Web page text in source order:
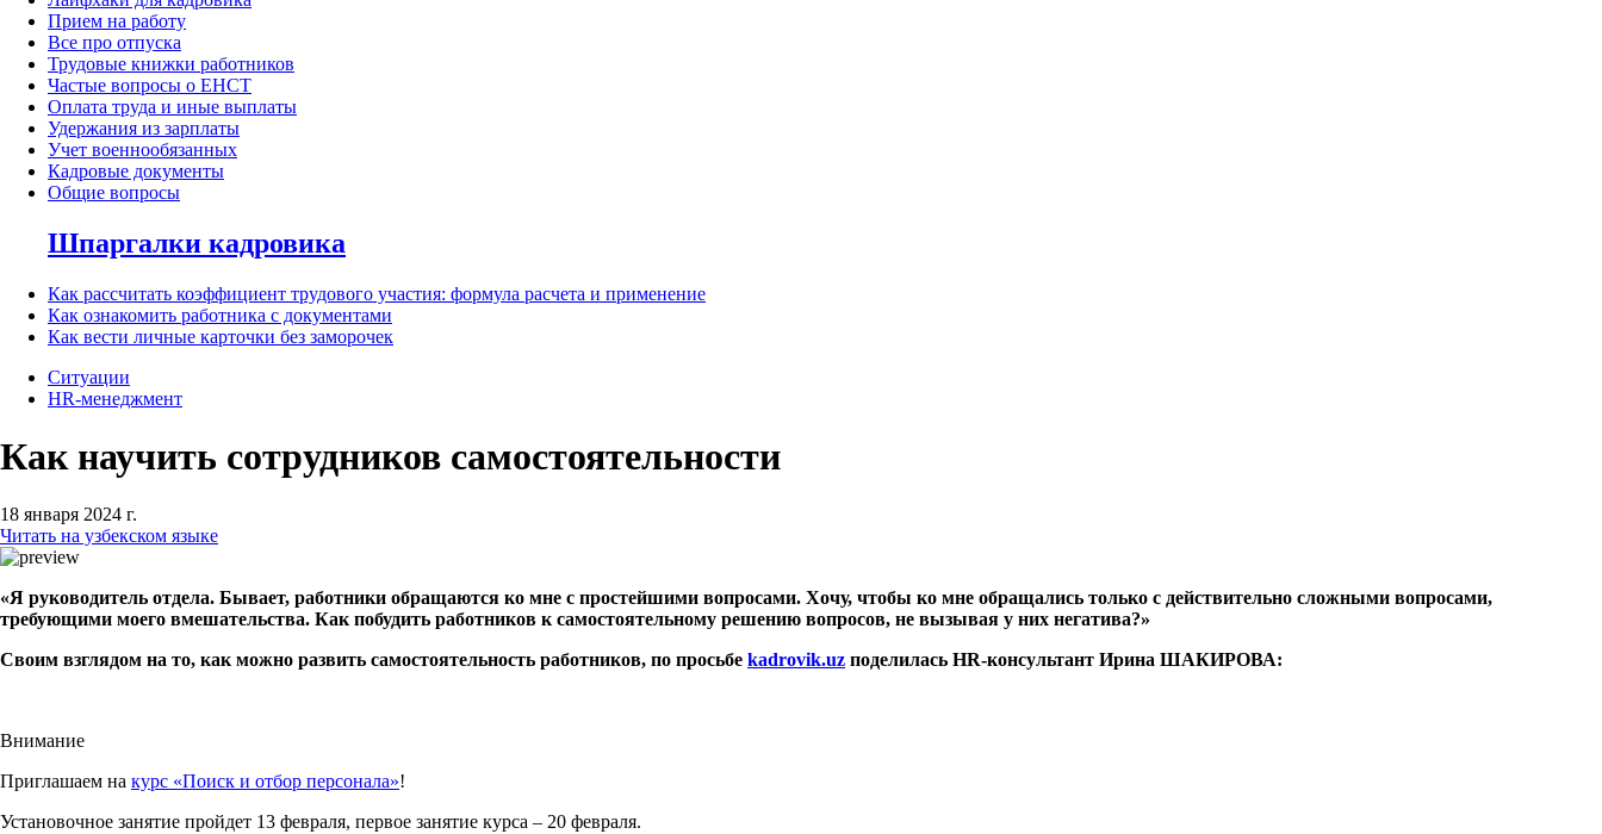
Прием на работу
Все про отпуска
Трудовые книжки работников
Частые вопросы о ЕНСТ
Оплата труда и иные выплаты
Удержания из зарплаты
Учет военнообязанных
Кадровые документы
Общие вопросы
Шпаргалки кадровика
Как рассчитать коэффициент трудового участия: формула расчета и применение
Как ознакомить работника с документами
Как вести личные карточки без заморочек
Ситуации
HR-менеджмент
Как научить сотрудников самостоятельности
18 января 2024 г.
Читать на узбекском языке
«Я руководитель отдела. Бывает, работники обращаются ко мне с простейшими вопросами. Хочу, чтобы ко мне обращались только с действительно сложными вопросами,
требующими моего вмешательства. Как побудить работников к самостоятельному решению вопросов, не вызывая у них негатива?»
Своим взглядом на то, как можно развить самостоятельность работников, по просьбе kadrovik.uz поделилась HR-консультант Ирина ШАКИРОВА:
Внимание
Приглашаем на курс «Поиск и отбор персонала»!
Установочное занятие пройдет 13 февраля, первое занятие курса – 20 февраля.